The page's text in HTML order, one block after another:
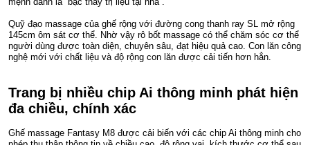
Quỹ đạo massage của ghế rộng với đường cong thanh ray SL mở rộng
145cm ôm sát cơ thể. Nhờ vậy rô bốt massage có thể chăm sóc cơ thể
người dùng được toàn diện, chuyên sâu, đạt hiệu quả cao. Con lăn công
nghệ mới với chất liệu và độ rộng con lăn được cải tiến hơn hẳn.
Trang bị nhiều chip Ai thông minh phát hiện
đa chiều, chính xác
Ghế massage Fantasy M8 được cải biến với các chip Ai thông minh cho